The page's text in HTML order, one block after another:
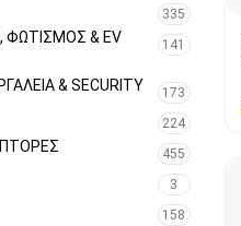
335
ΦΩΤΙΣΜΌΣ & EV
141
& SECURITY 173
224
455
3
158